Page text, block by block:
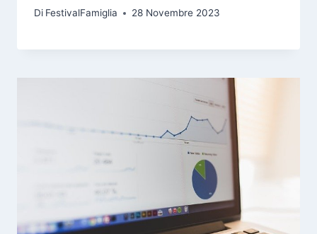
Di FestivalFamiglia 28 Novembre 2023